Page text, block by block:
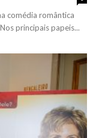
comédia romântica
principais papeis...